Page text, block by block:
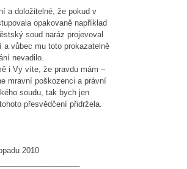
a doložitelné, že pokud v
opakovaně například
soud naráz projevoval
a vůbec mu toto prokazatelně
nevadilo.
i Vy víte, že pravdu mám –
mravní poškozenci a právní
soudu, tak bych jen
přesvědčení přidržela.
2010